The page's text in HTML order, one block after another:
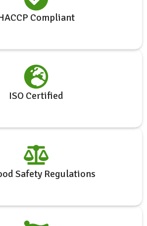
Compliant
ISO Certified
Safety Regulations